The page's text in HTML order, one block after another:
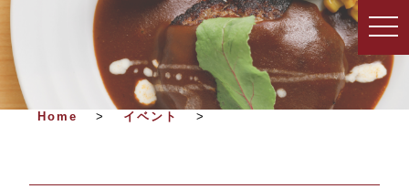
Home > イベント >